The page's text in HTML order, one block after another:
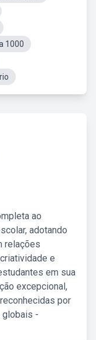
1000
ao
adotando
relações
e
em sua
excepcional,
por
globais -